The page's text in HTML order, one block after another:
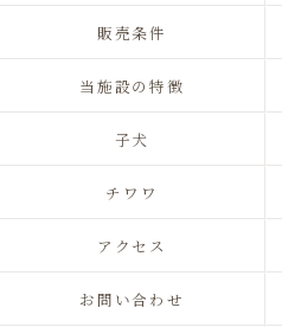
販売条件
当施設の特徴
子犬
チワワ
アクセス
お問い合わせ